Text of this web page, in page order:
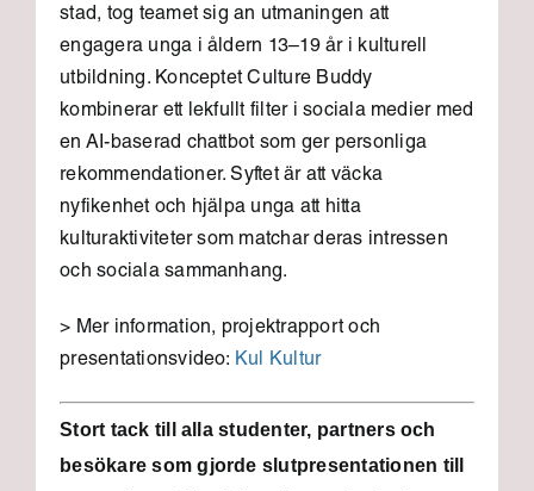
stad, tog teamet sig an utmaningen att
engagera unga i åldern 13–19 år i kulturell
utbildning. Konceptet Culture Buddy
kombinerar ett lekfullt filter i sociala medier med
en AI-baserad chattbot som ger personliga
rekommendationer. Syftet är att väcka
nyfikenhet och hjälpa unga att hitta
kulturaktiviteter som matchar deras intressen
och sociala sammanhang.
> Mer information, projektrapport och
presentationsvideo: Kul Kultur
Stort tack till alla studenter, partners och
besökare som gjorde slutpresentationen till